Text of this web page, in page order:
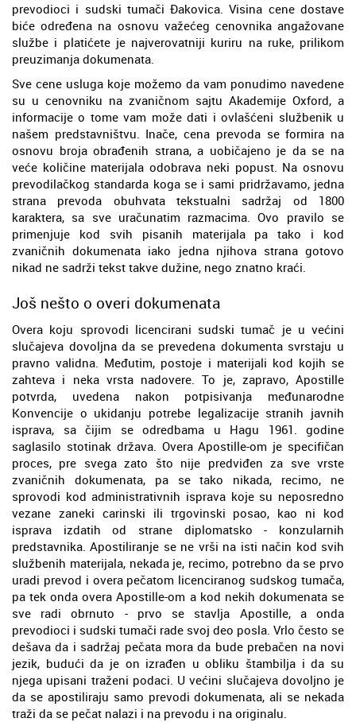
prevodioci i sudski tumači Đakovica. Visina cene dostave
biće određena na osnovu važećeg cenovnika angažovane
službe i platićete je najverovatniji kuriru na ruke, prilikom
preuzimanja dokumenata.
Sve cene usluga koje možemo da vam ponudimo navedene
su u cenovniku na zvaničnom sajtu Akademije Oxford, a
informacije o tome vam može dati i ovlašćeni službenik u
našem predstavništvu. Inače, cena prevoda se formira na
osnovu broja obrađenih strana, a uobičajeno je da se na
veće količine materijala odobrava neki popust. Na osnovu
prevodilačkog standarda koga se i sami pridržavamo, jedna
strana prevoda obuhvata tekstualni sadržaj od 1800
karaktera, sa sve uračunatim razmacima. Ovo pravilo se
primenjuje kod svih pisanih materijala pa tako i kod
zvaničnih dokumenata iako jedna njihova strana gotovo
nikad ne sadrži tekst takve dužine, nego znatno kraći.
Još nešto o overi dokumenata
Overa koju sprovodi licencirani sudski tumač je u većini
slučajeva dovoljna da se prevedena dokumenta svrstaju u
pravno validna. Međutim, postoje i materijali kod kojih se
zahteva i neka vrsta nadovere. To je, zapravo, Apostille
potvrda, uvedena nakon potpisivanja međunarodne
Konvencije o ukidanju potrebe legalizacije stranih javnih
isprava, sa čijim se odredbama u Hagu 1961. godine
saglasilo stotinak država. Overa Apostille-om je specifičan
proces, pre svega zato što nije predviđen za sve vrste
zvaničnih dokumenata, pa se tako nikada, recimo, ne
sprovodi kod administrativnih isprava koje su neposredno
vezane zaneki carinski ili trgovinski posao, kao ni kod
isprava izdatih od strane diplomatsko - konzularnih
predstavnika. Apostiliranje se ne vrši na isti način kod svih
službenih materijala, nekada je, recimo, potrebno da se prvo
uradi prevod i overa pečatom licenciranog sudskog tumača,
pa tek onda overa Apostille-om a kod nekih dokumenata se
sve radi obrnuto - prvo se stavlja Apostille, a onda
prevodioci i sudski tumači rade svoj deo posla. Vrlo često se
dešava da i sadržaj pečata mora da bude prebačen na novi
jezik, budući da je on izrađen u obliku štambilja i da su
njega upisani traženi podaci. U većini slučajeva dovoljno je
da se apostiliraju samo prevodi dokumenata, ali se nekada
traži da se pečat nalazi i na prevodu i na originalu.